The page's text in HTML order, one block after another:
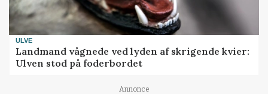
ULVE
Landmand vågnede ved lyden af skrigende kvier:
Ulven stod på foderbordet
Annonce